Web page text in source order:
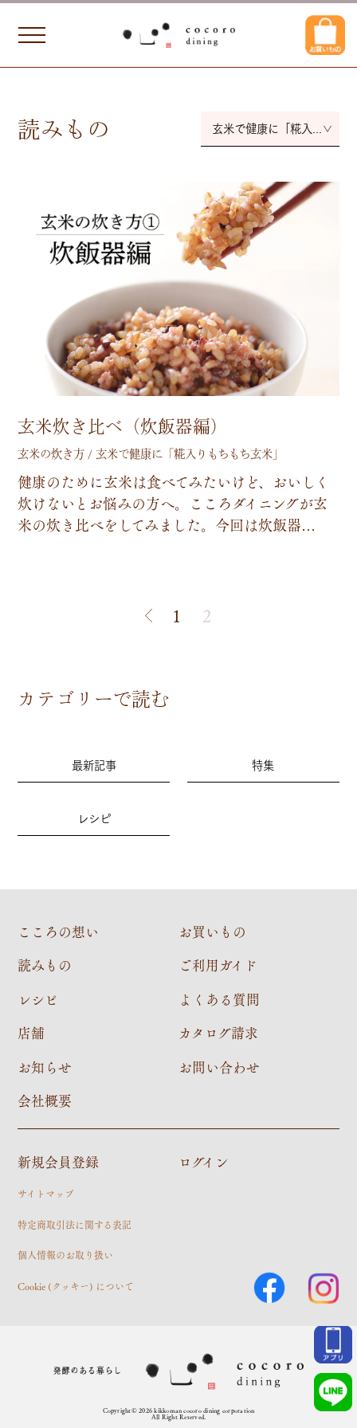
読みもの 玄米で健康に「糀入りもちもち玄米」
玄米炊き比べ（炊飯器編）
玄米の炊き方 / 玄米で健康に「糀入りもちもち玄米」
健康のために玄米は食べてみたいけ ど、 おい し く
炊け な い と お悩みの方へ。 こ こ ろダイ ニングが玄
米の炊き比べを してみま した。 今回は炊飯器…
1 2
カテゴリーで読む
最新記事 特集
レシピ
こころの想い
読みもの
レシピ
店舗
お知らせ
会社概要
お買いもの
ご利用ガイド
よくある質問
カタログ請求
お問い合わせ
新規会員登録 ログイン
サイトマップ
特定商取引法に関する表記
個人情報のお取り扱い
Cookie (クッキー) について
Copyright© 2026 kikkoman cocoro dining corporation
All Right Reserved.